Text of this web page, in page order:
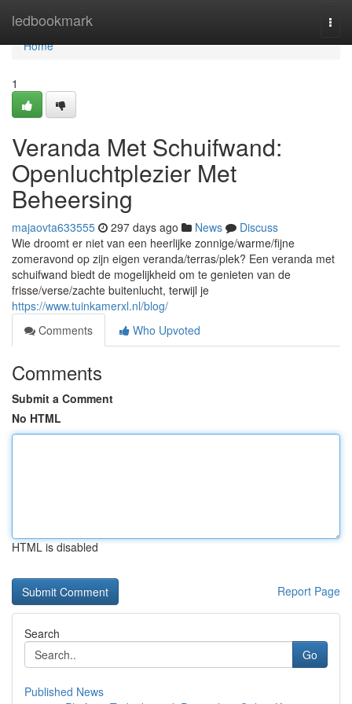
ledbookmark
Home
Home
1
Veranda Met Schuifwand:
Openluchtplezier Met
Beheersing
majaovta633555 297 days ago News
Discuss
Wie droomt er niet van een heerlijke zonnige/warme/fijne
zomeravond op zijn eigen veranda/terras/plek? Een veranda met
schuifwand biedt de mogelijkheid om te genieten van de
frisse/verse/zachte buitenlucht, terwijl je
https://www.tuinkamerxl.nl/blog/
Comments
Who Upvoted
Comments
Submit a Comment
No HTML
HTML is disabled
Report Page
Search
Go
Published News